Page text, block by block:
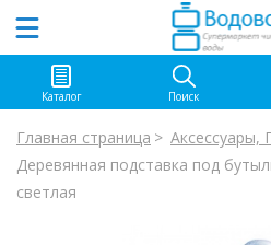
Каталог Поиск
Главная страница Аксессуары,
Деревянная подставка под
светлая